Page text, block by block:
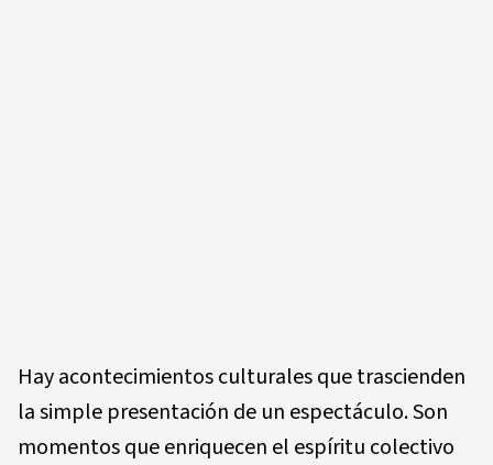
Hay acontecimientos culturales que trascienden
la simple presentación de un espectáculo. Son
momentos que enriquecen el espíritu colectivo